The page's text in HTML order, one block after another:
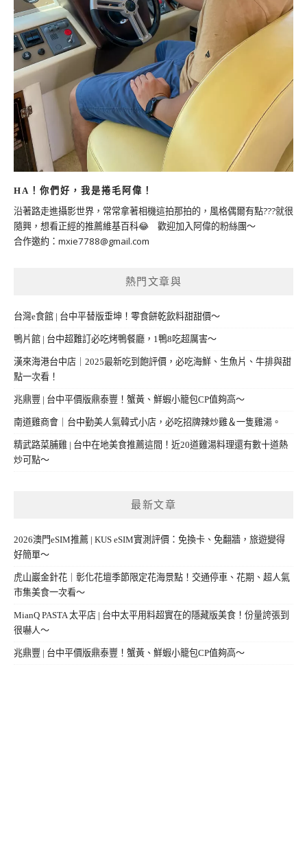
HA！你們好，我是捲毛阿偉！
沿著路走進攝影世界，常常拿著相機這拍那拍的，風格偶爾有點???就很
隨興，想看正經的推薦維基百科😂 歡迎加入阿偉的粉絲團～
合作邀約： mxie7788@gmail.com
熱門文章與
台灣e食館 | 台中平替版垂坤！零食餅乾飲料甜甜價～
鴨片館 | 台中超難訂必吃烤鴨餐廳，1鴨8吃超厲害～
漢來海港台中店｜2025最新吃到飽評價，必吃海鮮、生魚片、牛排與甜
點一次看！
兆鼎豐 | 台中平價版鼎泰豐！蟹黃、鮮蝦小籠包CP值夠高～
南道雞商會｜台中勤美人氣韓式小店，必吃招牌辣炒雞＆一隻雞湯。
精武路菜脯雞 | 台中在地美食推薦這間！近20道雞湯料理還有數十道熱
炒可點～
最新文章
2026澳門eSIM推薦 | KUS eSIM實測評價：免換卡、免翻牆，旅遊變得
好簡單～
虎山巖金針花｜彰化花壇季節限定花海景點！交通停車、花期、超人氣
市集美食一次看～
MianQ PASTA 太平店 | 台中太平用料超實在的隱藏版美食！份量誇張到
很嚇人～
兆鼎豐 | 台中平價版鼎泰豐！蟹黃、鮮蝦小籠包CP值夠高～